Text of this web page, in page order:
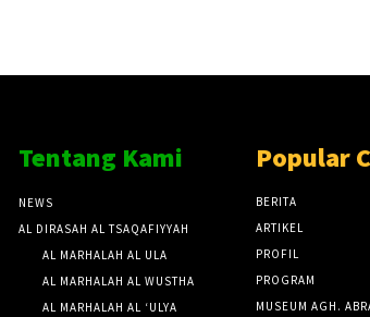
Tentang Kami
NEWS
AL DIRASAH AL TSAQAFIYYAH
AL MARHALAH AL ULA
AL MARHALAH AL WUSTHA
AL MARHALAH AL ‘ULYA
Popular
BERITA
ARTIKEL
PROFIL
PROGRAM
MUSEUM AGH.